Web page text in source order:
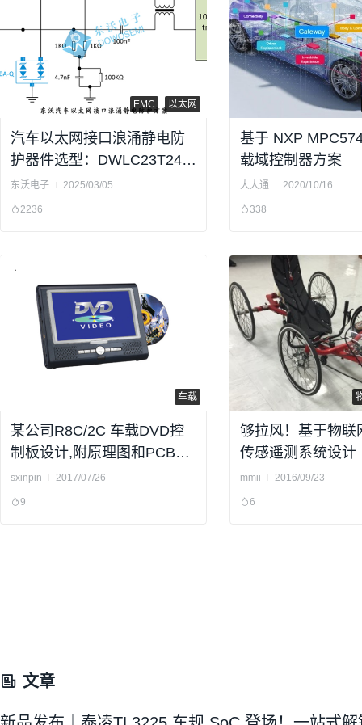
EMC 以太网
汽车以太网接口浪涌静电防
护器件选型：DWLC23T24V
2BA-Q
东沃电子 2025/03/05
2236
基于 NXP
载域控制器方案
大大通 2020/10/16
338
车载
某公司R8C/2C 车载DVD控
制板设计,附原理图和PCB源
文件
sxinpin 2017/07/26
9
够拉风！基于物联
传感遥测系统设计
图、PCB、源代码
告）
mmii 2016/09/23
6
文章